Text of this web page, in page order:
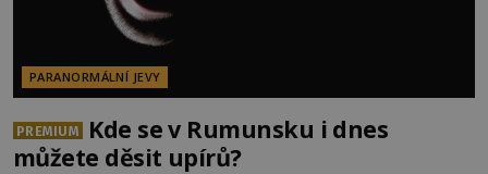
PARANORMÁLNÍ JEVY
PREMIUM
Kde se v Rumunsku i dnes
můžete děsit upírů?